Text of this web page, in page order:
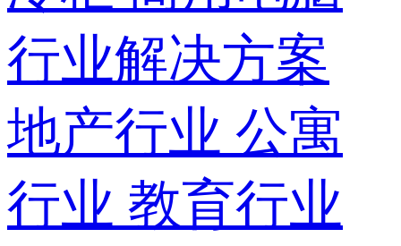
行业解决方案
地产行业 公寓
行业 教育行业